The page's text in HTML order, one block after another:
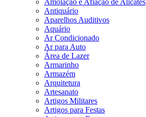
Amolação e Afiação de Alicates
Antiquário
Aparelhos Auditivos
Aquário
Ar Condicionado
Ar para Auto
Área de Lazer
Armarinho
Armazém
Arquitetura
Artesanato
Artigos Militares
Artigos para Festas